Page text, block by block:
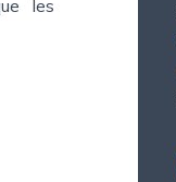
les